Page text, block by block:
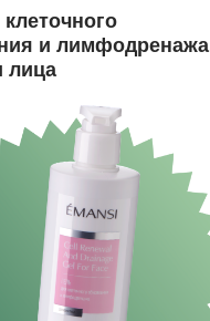
и лимфодренажа
лица